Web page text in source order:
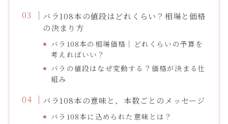
バラ108本の値段はどれくらい？相場と価格
の決まり方
バラ108本の相場価格｜どれくらいの予算を
考えればいい？
バラの値段はなぜ変動する？価格が決まる仕
組み
バラ108本の意味と、本数ごとのメッセージ
バラ108本に込められた意味とは？